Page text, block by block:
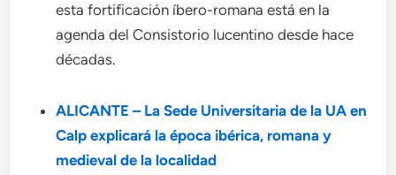
esta fortificación íbero-romana está en la
agenda del Consistorio lucentino desde hace
décadas.
ALICANTE – La Sede Universitaria de la UA en
Calp explicará la época ibérica, romana y
medieval de la localidad